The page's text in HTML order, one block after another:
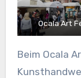
Ocala Art
Beim Ocala